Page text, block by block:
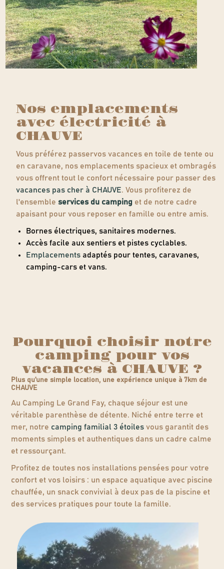
Nos emplacements
avec électricité à
CHAUVE
Vous préférez passervos vacances en toile de tente ou
en caravane, nos emplacements spacieux et ombragés
vous offrent tout le confort nécessaire pour passer des
vacances pas cher à CHAUVE. Vous profiterez de
l'ensembleservices du camping et de notre cadre
apaisant pour vous reposer en famille ou entre amis.
Bornes électriques, sanitaires modernes.
Accès facile aux sentiers et pistes cyclables.
Emplacements adaptés pour tentes, caravanes,
camping-cars et vans.
Pourquoi choisir notre
camping pour vos
vacances à CHAUVE ?
Plus qu'une simple location, une expérience unique à 7km de
CHAUVE
Au Camping Le Grand Fay, chaque séjour est une
véritable parenthèse de détente. Niché entre terre et
mer, notre camping familial 3 étoilesvous garantit des
moments simples et authentiques dans un cadre calme
et ressourçant.
Profitez de toutes nos installations pensées pour votre
confort et vos loisirs : un espace aquatique avec piscine
chauffée, un snack convivial à deux pas de la piscine et
des services pratiques pour toute la famille.